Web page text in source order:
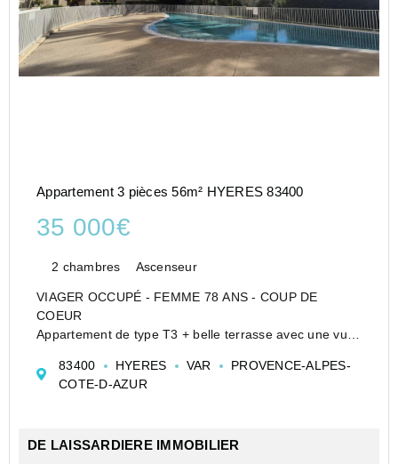
Appartement 3 pièces 56m² HYERES 83400
35 000€
2 chambres Ascenseur
VIAGER OCCUPÉ - FEMME 78 ANS - COUP DE
COEUR
Appartement de type T3 + belle terrasse avec une vue
BOUQUET 35 000? FAI + 1000? DE RENTE VIAGERE
Autre possibilité nous consulter - dossier photos et
83400 HYERES VAR
PROVENCE-ALPES-
COTE-D-AZUR
DE LAISSARDIERE IMMOBILIER